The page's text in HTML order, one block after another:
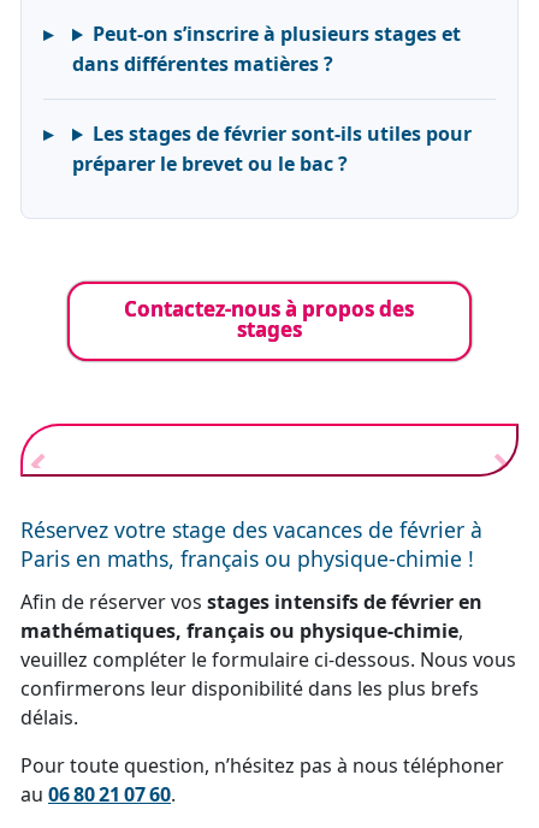
Peut-on s’inscrire à plusieurs stages et
dans différentes matières ?
Les stages de février sont-ils utiles pour
préparer le brevet ou le bac ?
Contactez-nous à propos des
stages
Réservez votre stage des vacances de février à
Paris en maths, français ou physique-chimie !
Afin de réserver vos stages intensifs de février en
mathématiques, français ou physique‑chimie,
veuillez compléter le formulaire ci-dessous. Nous vous
confirmerons leur disponibilité dans les plus brefs
délais.
Pour toute question, n’hésitez pas à nous téléphoner
au 06 80 21 07 60.